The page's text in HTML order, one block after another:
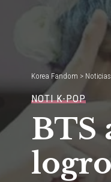
Korea Fandom >
NOTI K-POP
BTS